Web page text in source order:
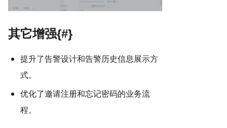
其它增强{#}
提升了告警设计和告警历史信息展示方
式。
优化了邀请注册和忘记密码的业务流
程。